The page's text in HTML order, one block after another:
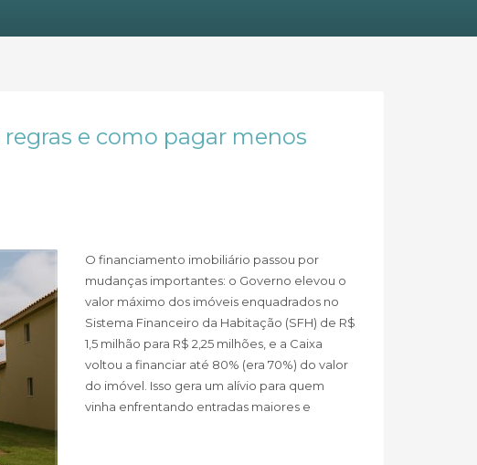
e como pagar menos
O financiamento imobiliário passou por
mudanças importantes: o Governo elevou o
valor máximo dos imóveis enquadrados no
Sistema Financeiro da Habitação (SFH) de R$
1,5 milhão para R$ 2,25 milhões, e a Caixa
voltou a financiar até 80% (era 70%) do valor
do imóvel. Isso gera um alívio para quem
vinha enfrentando entradas maiores e